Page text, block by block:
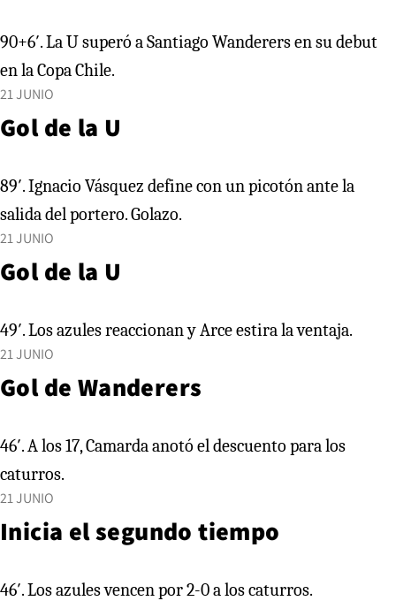
90+6′. La U superó a Santiago Wanderers en su debut
en la Copa Chile.
21 JUNIO
Gol de la U
89′. Ignacio Vásquez define con un picotón ante la
salida del portero. Golazo.
21 JUNIO
Gol de la U
49′. Los azules reaccionan y Arce estira la ventaja.
21 JUNIO
Gol de Wanderers
46′. A los 17, Camarda anotó el descuento para los
caturros.
21 JUNIO
Inicia el segundo tiempo
46′. Los azules vencen por 2-0 a los caturros.